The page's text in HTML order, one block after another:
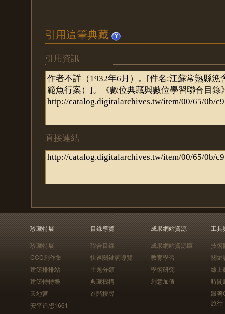
引用這筆典藏
引用資訊
直接連結
珍藏特展
珍藏特展
CCC創作集
建築排排站
建築轉轉樂
天地宮
安平追想1661
目錄導覽
聯合目錄
快速關鍵詞導覽
主題分類
典藏機構
進階搜尋
成果網站資源
成果網站資源庫
教育學習
學術研究
創意加值
工具
技術
關鍵
線上
時間
跟
旅行